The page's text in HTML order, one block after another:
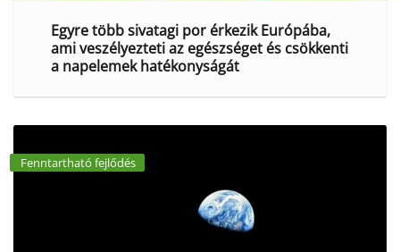
Egyre több sivatagi por érkezik Európába,
ami veszélyezteti az egészséget és csökkenti
a napelemek hatékonyságát
Fenntartható fejlődés